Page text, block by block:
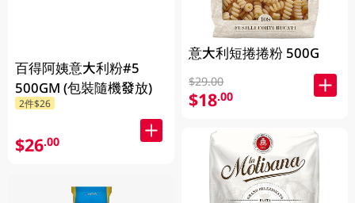
百得阿姨意大利粉#5
500GM (包裝隨機發放)
2件$26
$26.00
意大利短捲捲粉 500G
$29.00
$18.00